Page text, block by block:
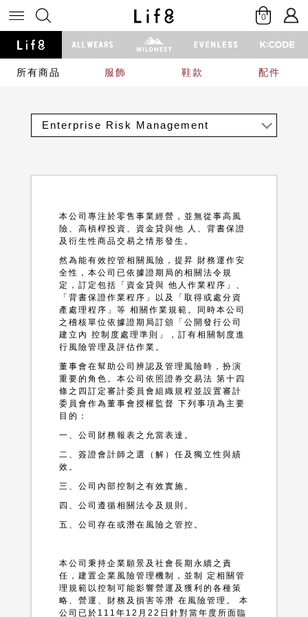
0
所有商品 服飾 鞋款 配件
Enterprise Risk Management
本公司專注於零售事業經營，並無從事高風
險、高槓桿投資、資金貸與他 人、背書保證
及衍生性商品交易之情形發生。
然為能有效控管相關風險，提昇 財務運作安
全性，本公司已依據證期局的相關法令規
定，訂定包括「資金貸與 他人作業程序」、
「背書保證作業程序」以及「取得或處分資
產處理程序」等 相關作業規範。同時本公司
之稽核單位依據證期局訂頒「公開發行公司
建立內 控制度處理準則」，訂有相關制度進
行風險管理及評估作業。
董事會在幫助公司辨認及管理風險時，扮演
重要的角色。本公司依照證券交易法 第十四
條之四訂定審計委員會組織規程並設置審計
委員會作為董事會授權監督 下列事項為主要
目的：
一、公司財務報表之允當表達。
二、簽證會計師之選（解）任及獨立性與績
效。
三、公司內部控制之有效實施。
四、公司遵循相關法令及規則。
五、公司存在或潛在風險之管控。
本公司秉持企業願景及社會長期永續之責
任，建置企業風險管理機制，並制 定相關管
理規範以控制可能影響營運及獲利的各種策
略、營運、財務及損害等潛 在風險管理。 本
公司已於111年12月22日針對當年度所面臨